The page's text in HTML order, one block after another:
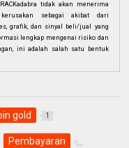
tidak akan menerima
sebagai akibat dari
grafik, dan sinyal beli/jual yang
lengkap mengenai risiko dan
ini adalah salah satu bentuk
gold 1
Pembayaran